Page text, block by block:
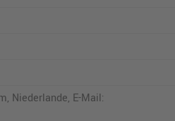
Niederlande, E-Mail: